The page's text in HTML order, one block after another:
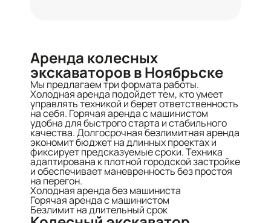
Аренда колесных
экскаваторов в Ноябрьске
Мы предлагаем три формата работы.
Холодная аренда подойдет тем, кто умеет
управлять техникой и берет ответственность
на себя. Горячая аренда с машинистом
удобна для быстрого старта и стабильного
качества. Долгосрочная безлимитная аренда
экономит бюджет на длинных проектах и
фиксирует предсказуемые сроки. Техника
адаптирована к плотной городской застройке
и обеспечивает маневренность без простоя
на перегон.
Холодная аренда без машиниста
Горячая аренда с машинистом
Безлимит на длительный срок